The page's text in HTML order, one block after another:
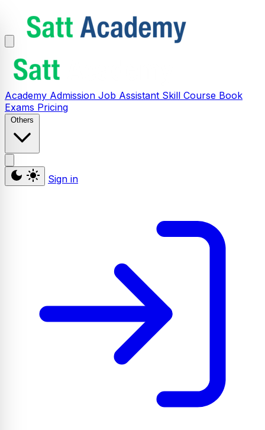
Academy Admission Job Assistant Skill Course Book
Exams Pricing
Others
Sign in